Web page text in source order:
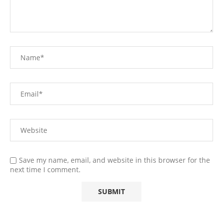
Save my name, email, and website in this browser for the
next time I comment.